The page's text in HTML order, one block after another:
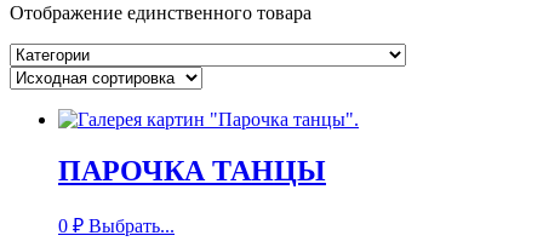
Отображение единственного товара
ПАРОЧКА ТАНЦЫ
0 ₽ Выбрать...